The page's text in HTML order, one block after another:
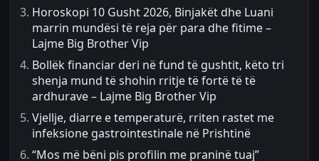
Horoskopi 10 Gusht 2026, Binjakët dhe Luani
marrin mundësi të reja për para dhe fitime –
Lajme Big Brother Vip
Bollëk financiar deri në fund të gushtit, këto tri
shenja mund të shohin rritje të fortë të të
ardhurave – Lajme Big Brother Vip
Vjellje, diarre e temperaturë, rriten rastet me
infeksione gastrointestinale në Prishtinë
“Mos më bëni pis profilin me praninë tuaj”